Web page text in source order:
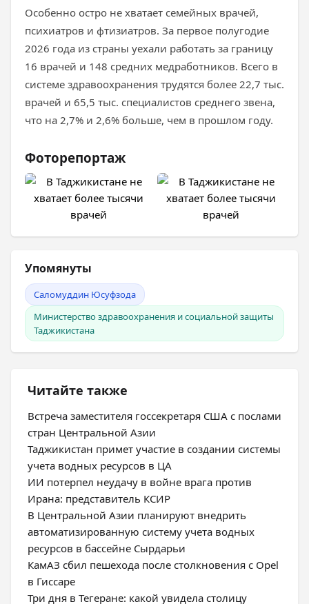
Особенно остро не хватает семейных врачей,
психиатров и фтизиатров. За первое полугодие
2026 года из страны уехали работать за границу
16 врачей и 148 средних медработников. Всего в
системе здравоохранения трудятся более 22,7 тыс.
врачей и 65,5 тыс. специалистов среднего звена,
что на 2,7% и 2,6% больше, чем в прошлом году.
Фоторепортаж
Упомянуты
Саломуддин Юсуфзода
Министерство здравоохранения и социальной защиты
Таджикистана
Читайте также
Встреча заместителя госсекретаря США с послами
стран Центральной Азии
Таджикистан примет участие в создании системы
учета водных ресурсов в ЦА
ИИ потерпел неудачу в войне врага против
Ирана: представитель КСИР
В Центральной Азии планируют внедрить
автоматизированную систему учета водных
ресурсов в бассейне Сырдарьи
КамАЗ сбил пешехода после столкновения с Opel
в Гиссаре
Три дня в Тегеране: какой увидела столицу